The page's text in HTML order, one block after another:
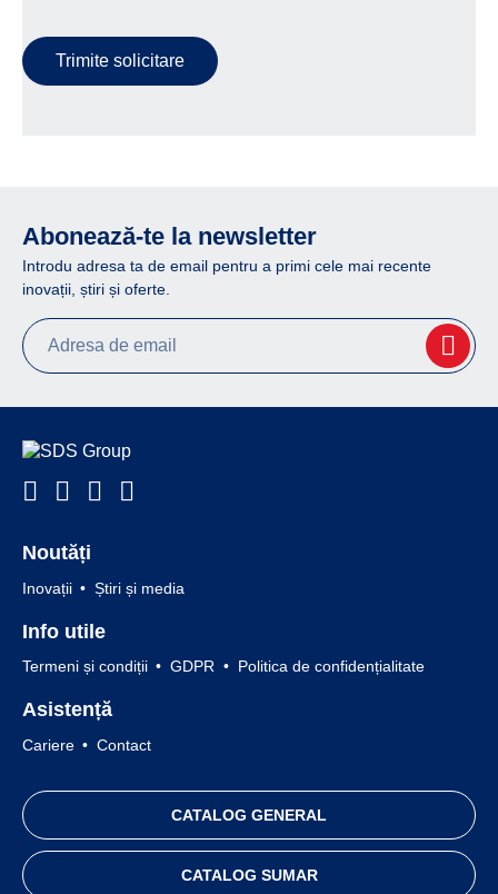
Trimite solicitare
Abonează-te la newsletter
Introdu adresa ta de email pentru a primi cele mai recente
inovații, știri și oferte.
Noutăți
Inovații Știri și media
Info utile
Termeni și condiții GDPR Politica de confidențialitate
Asistență
Cariere Contact
CATALOG GENERAL
CATALOG SUMAR